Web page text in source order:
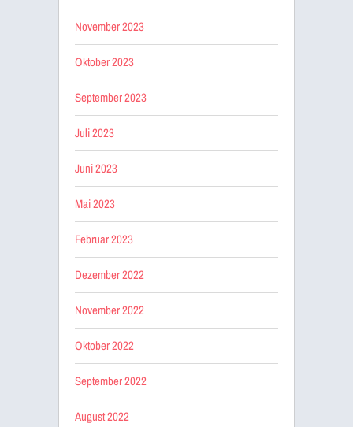
November 2023
Oktober 2023
September 2023
Juli 2023
Juni 2023
Mai 2023
Februar 2023
Dezember 2022
November 2022
Oktober 2022
September 2022
August 2022